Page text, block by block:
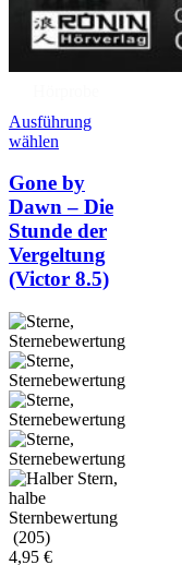
Ausführung
wählen
Gone by
Dawn – Die
Stunde der
Vergeltung
(Victor 8.5)
(205)
4,95 €